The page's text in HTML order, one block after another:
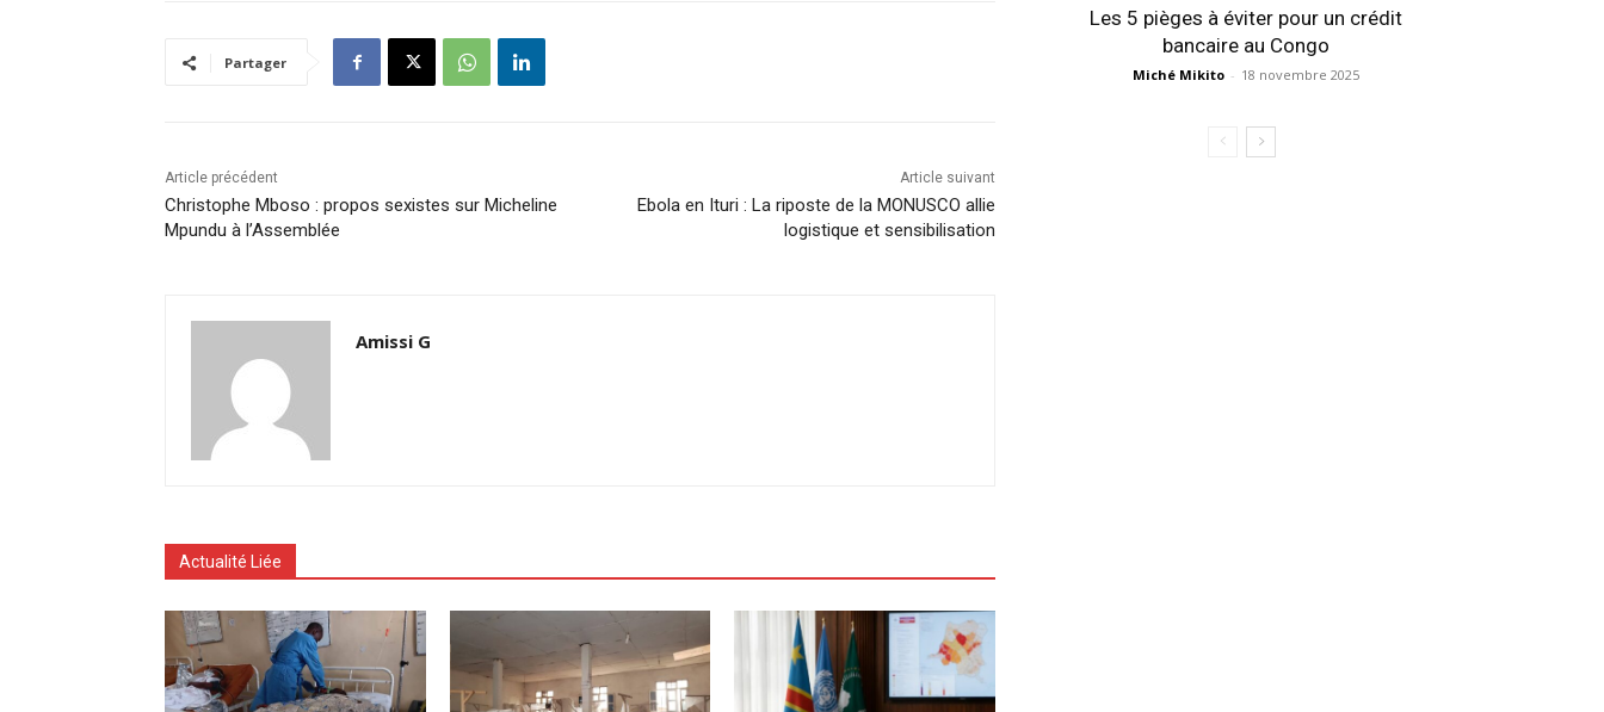
Partager
Article précédent
Christophe Mboso : propos sexistes sur Micheline
Mpundu à l’Assemblée
Article suivant
Ebola en Ituri : La riposte de la MONUSCO allie
logistique et sensibilisation
Amissi G
Actualité Liée
Les 5 pièges à éviter pour un crédit
bancaire au Congo
Miché Mikito - 18 novembre 2025